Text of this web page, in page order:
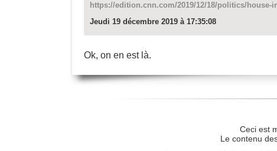
https://edition.cnn.com/2019/12/18/politics/house-
Jeudi 19 décembre 2019 à 17:35:08
Ok, on en est là.
Ceci est
Le contenu